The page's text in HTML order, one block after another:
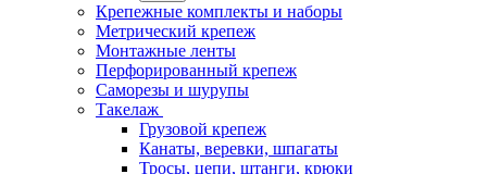
Крепежные комплекты и наборы
Метрический крепеж
Монтажные ленты
Перфорированный крепеж
Саморезы и шурупы
Такелаж
Грузовой крепеж
Канаты, веревки, шпагаты
Тросы, цепи, штанги, крюки